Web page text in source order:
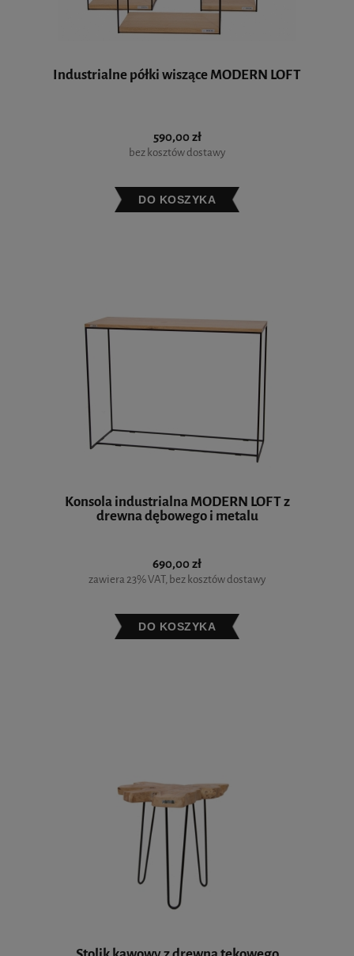
Industrialne półki wiszące MODERN LOFT
590,00 zł
bez kosztów dostawy
DO KOSZYKA
Konsola industrialna MODERN LOFT z
drewna dębowego i metalu
690,00 zł
zawiera 23% VAT, bez kosztów dostawy
DO KOSZYKA